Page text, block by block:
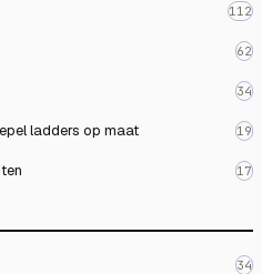
112
62
34
ladders op maat 19
17
34